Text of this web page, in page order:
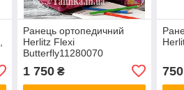
Ранець ортопедичний
Herlitz Flexi
Butterfly11280070
1 750₴ 750